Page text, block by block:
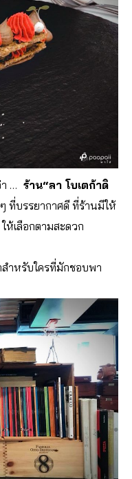
… ร้าน“ลา โบเตก้าดิ
ที่บรรยากาศดี ที่ร้านมีให้
ห้เลือกตามสะดวก
ำหรับใครที่มักชอบพา